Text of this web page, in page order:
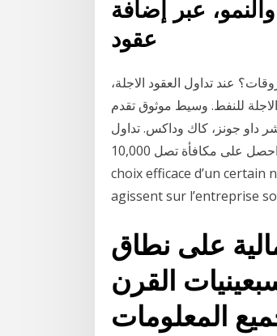
عبر إضافة
عقود
عند تداول العقود الاجلة،
الاجلة للنفط. وسيط موثوق تقدم
داو جونز، كاك وداكس. تداول
المؤشرات مع آفاتريد واحصل على مكافأة تصل 10,000$ Résumé La gestion des risques n’est qu’un
choix efficace d’un certain
agissent sur l’entreprise
على نطاق
القرن
المعلومات